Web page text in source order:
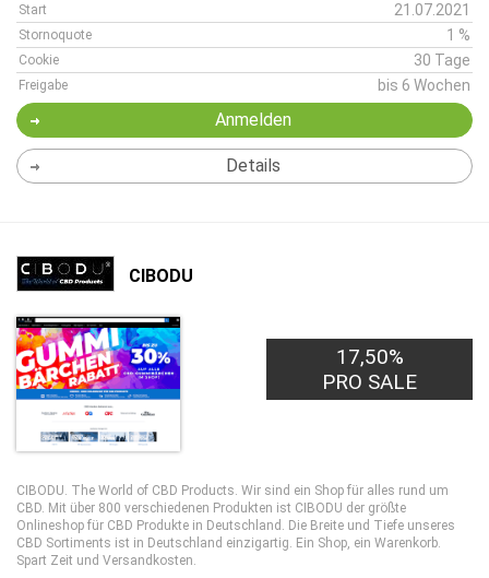
Start 21.07.2021
Stornoquote 1 %
Cookie 30 Tage
Freigabe bis 6 Wochen
Anmelden
Details
CIBODU
17,50%
PRO SALE
CIBODU. The World of CBD Products. Wir sind ein Shop für alles rund um
CBD. Mit über 800 verschiedenen Produkten ist CIBODU der größte
Onlineshop für CBD Produkte in Deutschland. Die Breite und Tiefe unseres
CBD Sortiments ist in Deutschland einzigartig. Ein Shop, ein Warenkorb.
Spart Zeit und Versandkosten.